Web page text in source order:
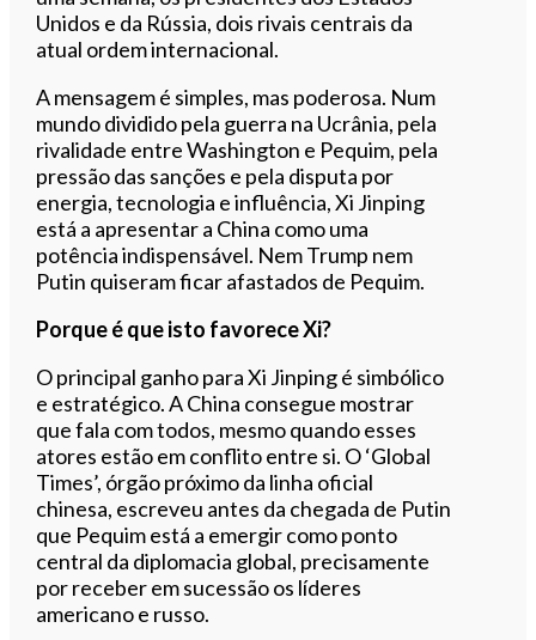
Unidos e da Rússia, dois rivais centrais da
atual ordem internacional.
A mensagem é simples, mas poderosa. Num
mundo dividido pela guerra na Ucrânia, pela
rivalidade entre Washington e Pequim, pela
pressão das sanções e pela disputa por
energia, tecnologia e influência, Xi Jinping
está a apresentar a China como uma
potência indispensável. Nem Trump nem
Putin quiseram ficar afastados de Pequim.
Porque é que isto favorece Xi?
O principal ganho para Xi Jinping é simbólico
e estratégico. A China consegue mostrar
que fala com todos, mesmo quando esses
atores estão em conflito entre si. O ‘Global
Times’, órgão próximo da linha oficial
chinesa, escreveu antes da chegada de Putin
que Pequim está a emergir como ponto
central da diplomacia global, precisamente
por receber em sucessão os líderes
americano e russo.